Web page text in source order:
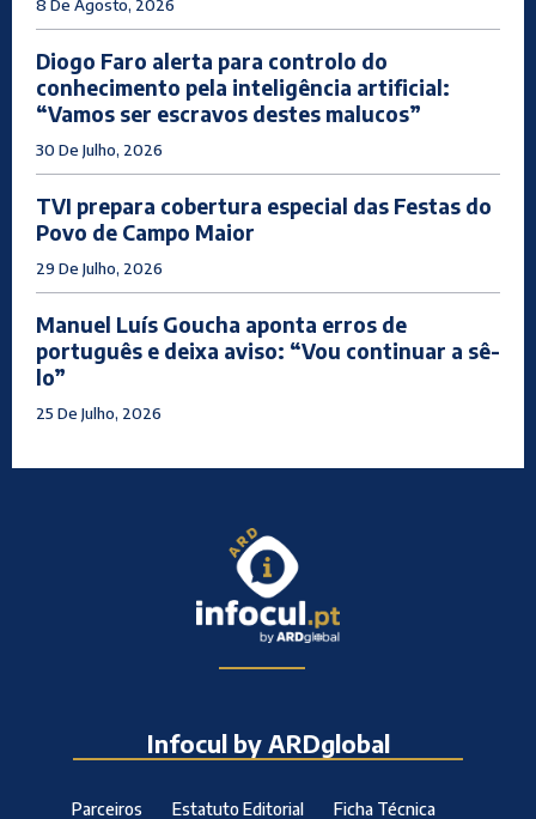
8 De Agosto, 2026
Diogo Faro alerta para controlo do
conhecimento pela inteligência artificial:
“Vamos ser escravos destes malucos”
30 De Julho, 2026
TVI prepara cobertura especial das Festas do
Povo de Campo Maior
29 De Julho, 2026
Manuel Luís Goucha aponta erros de
português e deixa aviso: “Vou continuar a sê-
lo”
25 De Julho, 2026
Infocul by ARDglobal
Parceiros Estatuto Editorial Ficha Técnica